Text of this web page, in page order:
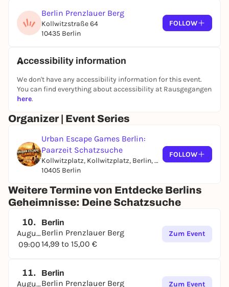
Berlin Prenzlauer Berg
Kollwitzstraße 64
10435 Berlin
FOLLOW
Accessibility information
We don't have any accessibility information for this event.
You can find everything about accessibility at Rausgegangen
here.
Organizer | Event Series
Urban Escape Games Berlin:
Paarzeit Schatzsuche
Kollwitzplatz, Kollwitzplatz, Berlin, Germany
10405 Berlin
FOLLOW
Weitere Termine von Entdecke Berlins
Geheimnisse: Deine Schatzsuche
10.
August
09:00
Berlin
Berlin Prenzlauer Berg
14,99 to 15,00 €
Zum Event
11.
August
Berlin
Berlin Prenzlauer Berg
Zum Event